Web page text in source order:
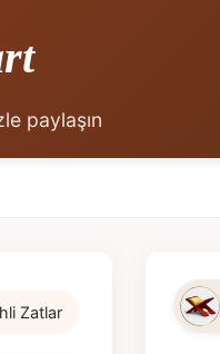
paylaşın
Zatlar